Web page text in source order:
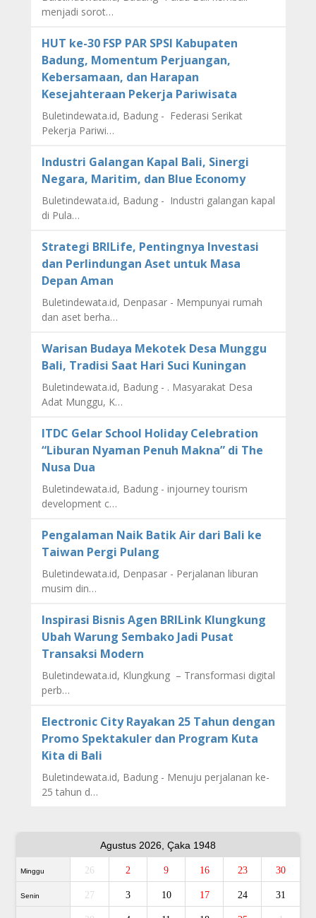
menjadi sorot…
HUT ke-30 FSP PAR SPSI Kabupaten
Badung, Momentum Perjuangan,
Kebersamaan, dan Harapan
Kesejahteraan Pekerja Pariwisata
Buletindewata.id, Badung - Federasi Serikat
Pekerja Pariwi…
Industri Galangan Kapal Bali, Sinergi
Negara, Maritim, dan Blue Economy
Buletindewata.id, Badung - Industri galangan kapal
di Pula…
Strategi BRILife, Pentingnya Investasi
dan Perlindungan Aset untuk Masa
Depan Aman
Buletindewata.id, Denpasar - Mempunyai rumah
dan aset berha…
Warisan Budaya Mekotek Desa Munggu
Bali, Tradisi Saat Hari Suci Kuningan
Buletindewata.id, Badung - . Masyarakat Desa
Adat Munggu, K…
ITDC Gelar School Holiday Celebration
“Liburan Nyaman Penuh Makna” di The
Nusa Dua
Buletindewata.id, Badung - injourney tourism
development c…
Pengalaman Naik Batik Air dari Bali ke
Taiwan Pergi Pulang
Buletindewata.id, Denpasar - Perjalanan liburan
musim din…
Inspirasi Bisnis Agen BRILink Klungkung
Ubah Warung Sembako Jadi Pusat
Transaksi Modern
Buletindewata.id, Klungkung – Transformasi digital
perb…
Electronic City Rayakan 25 Tahun dengan
Promo Spektakuler dan Program Kuta
Kita di Bali
Buletindewata.id, Badung - Menuju perjalanan ke-
25 tahun d…
Agustus 2026, Çaka 1948
Minggu 26 2 9 16 23 30
Senin 27 3 10 17 24 31